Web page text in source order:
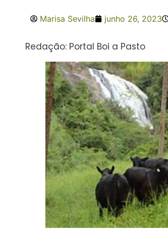
Marisa Sevilha junho 26, 2023
Redação: Portal Boi a Pasto